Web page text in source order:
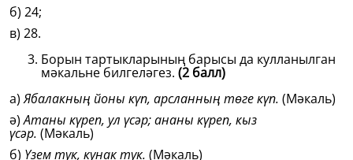
б) 24;
в) 28.
Борын тартыкларының барысы да кулланылган
мәкальне билгеләгез. (2 балл)
а)Ябалакның йоны күп, арсланның төге күп. (Мәкаль)
ә)Атаны күреп, ул үсәр; ананы күреп, кыз
үсәр. (Мәкаль)
б) Үзем тук, кунак тук. (Мәкаль)